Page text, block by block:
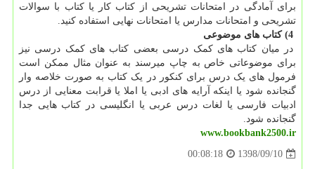
برای آمادگی در امتحانات تشریحی از کتاب کار یا کتاب با سوالات
تشریحی و امتحانات مدارس یا امتحانات نهایی استفاده کنید.
در میان کتاب های کمک درسی بعضی کتاب های کمک درسی نیز
برای موضوعاتی خاص به چاپ میرسند به عنوان مثال ممکن است
فرمول های یک درس برای کنکور در یک کتاب به صورت خلاصه وار
گنجانده شود یا اینکه آرایه های ادبی یا املا یا قرابت معنایی از درس
ادبیات فارسی یا لغات درس عربی یا انگلیسی در کتاب هایی جدا
گنجانده شود.
www.bookbank2500.ir
1398/09/10
00:08:18